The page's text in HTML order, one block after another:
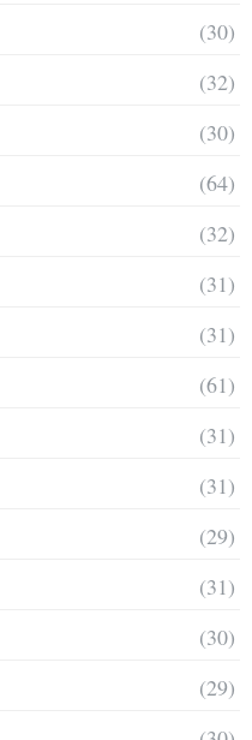
(30)
(32)
(30)
(64)
(32)
(31)
(31)
(61)
(31)
(31)
(29)
(31)
(30)
(29)